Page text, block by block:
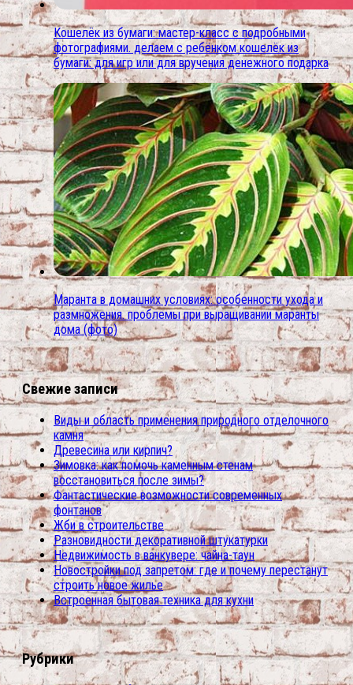
Кошелёк из бумаги: мастер-класс с подробными
фотографиями. делаем с ребёнком кошелёк из
бумаги: для игр или для вручения денежного подарка
Маранта в домашних условиях: особенности ухода и
размножения. проблемы при выращивании маранты
дома (фото)
Свежие записи
Виды и область применения природного отделочного
камня
Древесина или кирпич?
Зимовка: как помочь каменным стенам
восстановиться после зимы?
Фантастические возможности современных
фонтанов
Жби в строительстве
Разновидности декоративной штукатурки
Недвижимость в ванкувере: чайна-таун
Новостройки под запретом: где и почему перестанут
строить новое жилье
Встроенная бытовая техника для кухни
Рубрики